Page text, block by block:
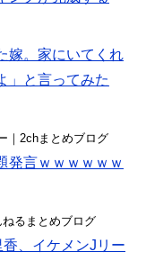
嫁。家にいてくれ
」と言ってみた
｜2chまとめブログ
発言ｗｗｗｗｗｗ
るまとめブログ
香、イケメンJリー